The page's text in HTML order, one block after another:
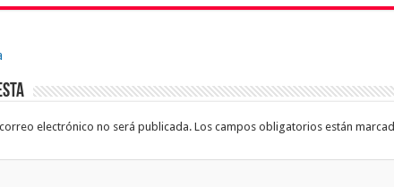
electrónico no será publicada. Los campos obligatorios están